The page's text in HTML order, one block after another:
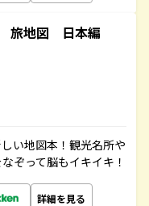
旅地図 日本編
い地図本！観光名所や
ぞって脳もイキイキ！
詳細を見る